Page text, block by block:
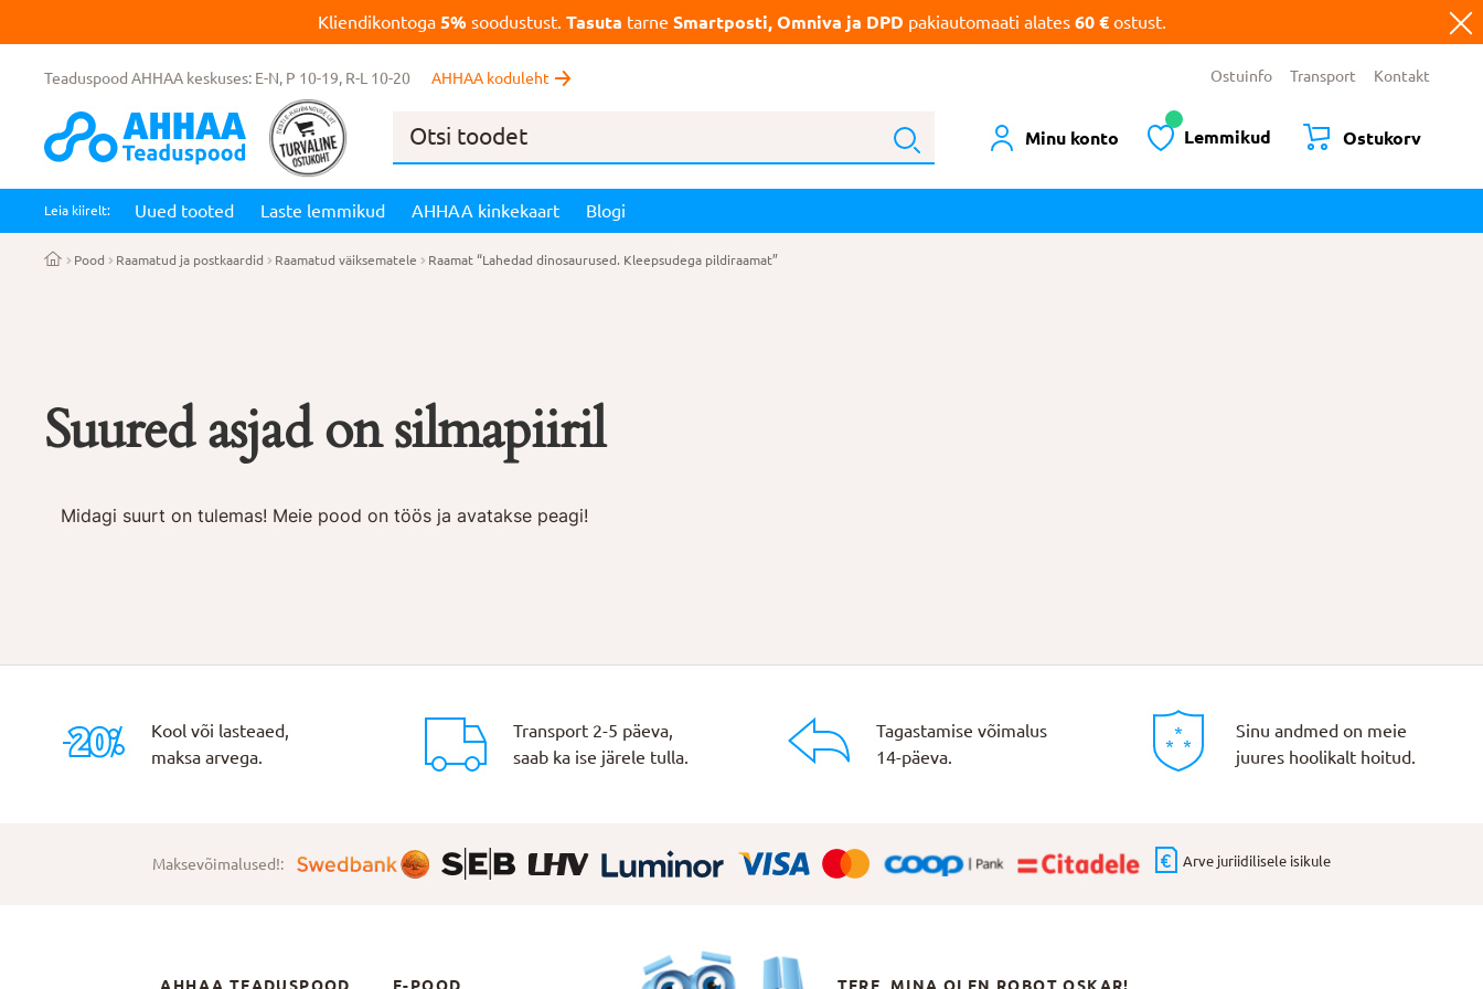
Kliendikontoga5% soodustust. Tasuta tarne Smartposti, Omniva ja DPD pakiautomaati alates 60 € ostust.
Teaduspood AHHAA keskuses: E-N, P 10-19, R-L 10-20 AHHAA koduleht Ostuinfo Transport Kontakt
Products
Minu konto Lemmikud Ostukorv
Leia kiirelt: Uued tooted Laste lemmikud AHHAA kinkekaart Blogi
Pood Raamatud ja postkaardid Raamatud väiksematele Raamat “Lahedad dinosaurused. Kleepsudega pildiraamat”
Suured asjad on silmapiiril
Midagi suurt on tulemas! Meie pood on töös ja avatakse peagi!
Kool või lasteaed,
maksa arvega.
Transport 2-5 päeva,
saab ka ise järele tulla.
Tagastamise võimalus
14-päeva.
Sinu andmed on meie
juures hoolikalt hoitud.
Maksevõimalused!: Arve juriidilisele isikule
AHHAA TEADUSPOOD E-POOD TERE, MINA OLEN ROBOT OSKAR!